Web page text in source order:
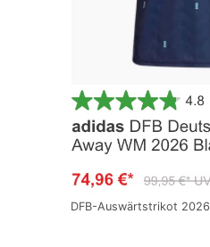
DFB-Auswärtstrikot 2026